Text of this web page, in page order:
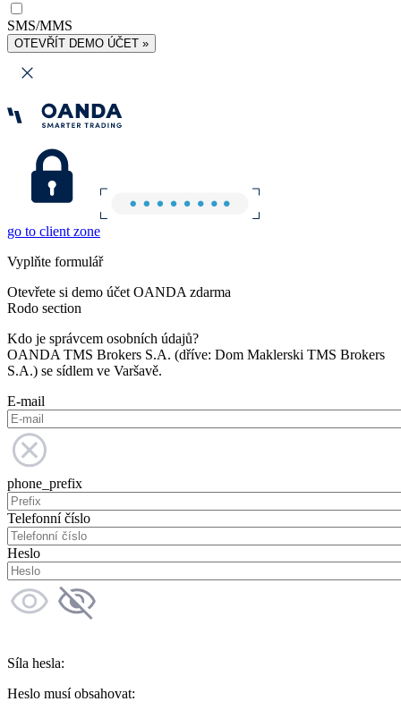
SMS/MMS
OTEVŘÍT DEMO ÚČET »
go to client zone
Vyplňte formulář
Otevřete si demo účet OANDA zdarma
Rodo section
Kdo je správcem osobních údajů?
OANDA TMS Brokers S.A. (dříve: Dom Maklerski TMS Brokers
S.A.) se sídlem ve Varšavě.
E-mail
phone_prefix
Telefonní číslo
Heslo
Síla hesla:
Heslo musí obsahovat: